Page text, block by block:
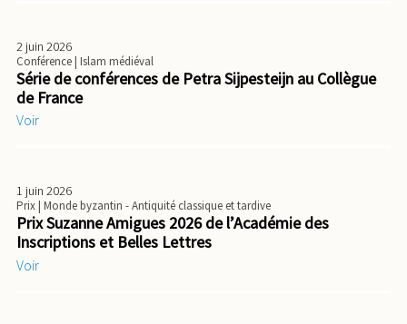
2 juin 2026
Conférence| Islam médiéval
Série de conférences de Petra Sijpesteijn au Collègue
de France
Voir
1 juin 2026
Prix| Monde byzantin - Antiquité classique et tardive
Prix Suzanne Amigues 2026 de l’Académie des
Inscriptions et Belles Lettres
Voir